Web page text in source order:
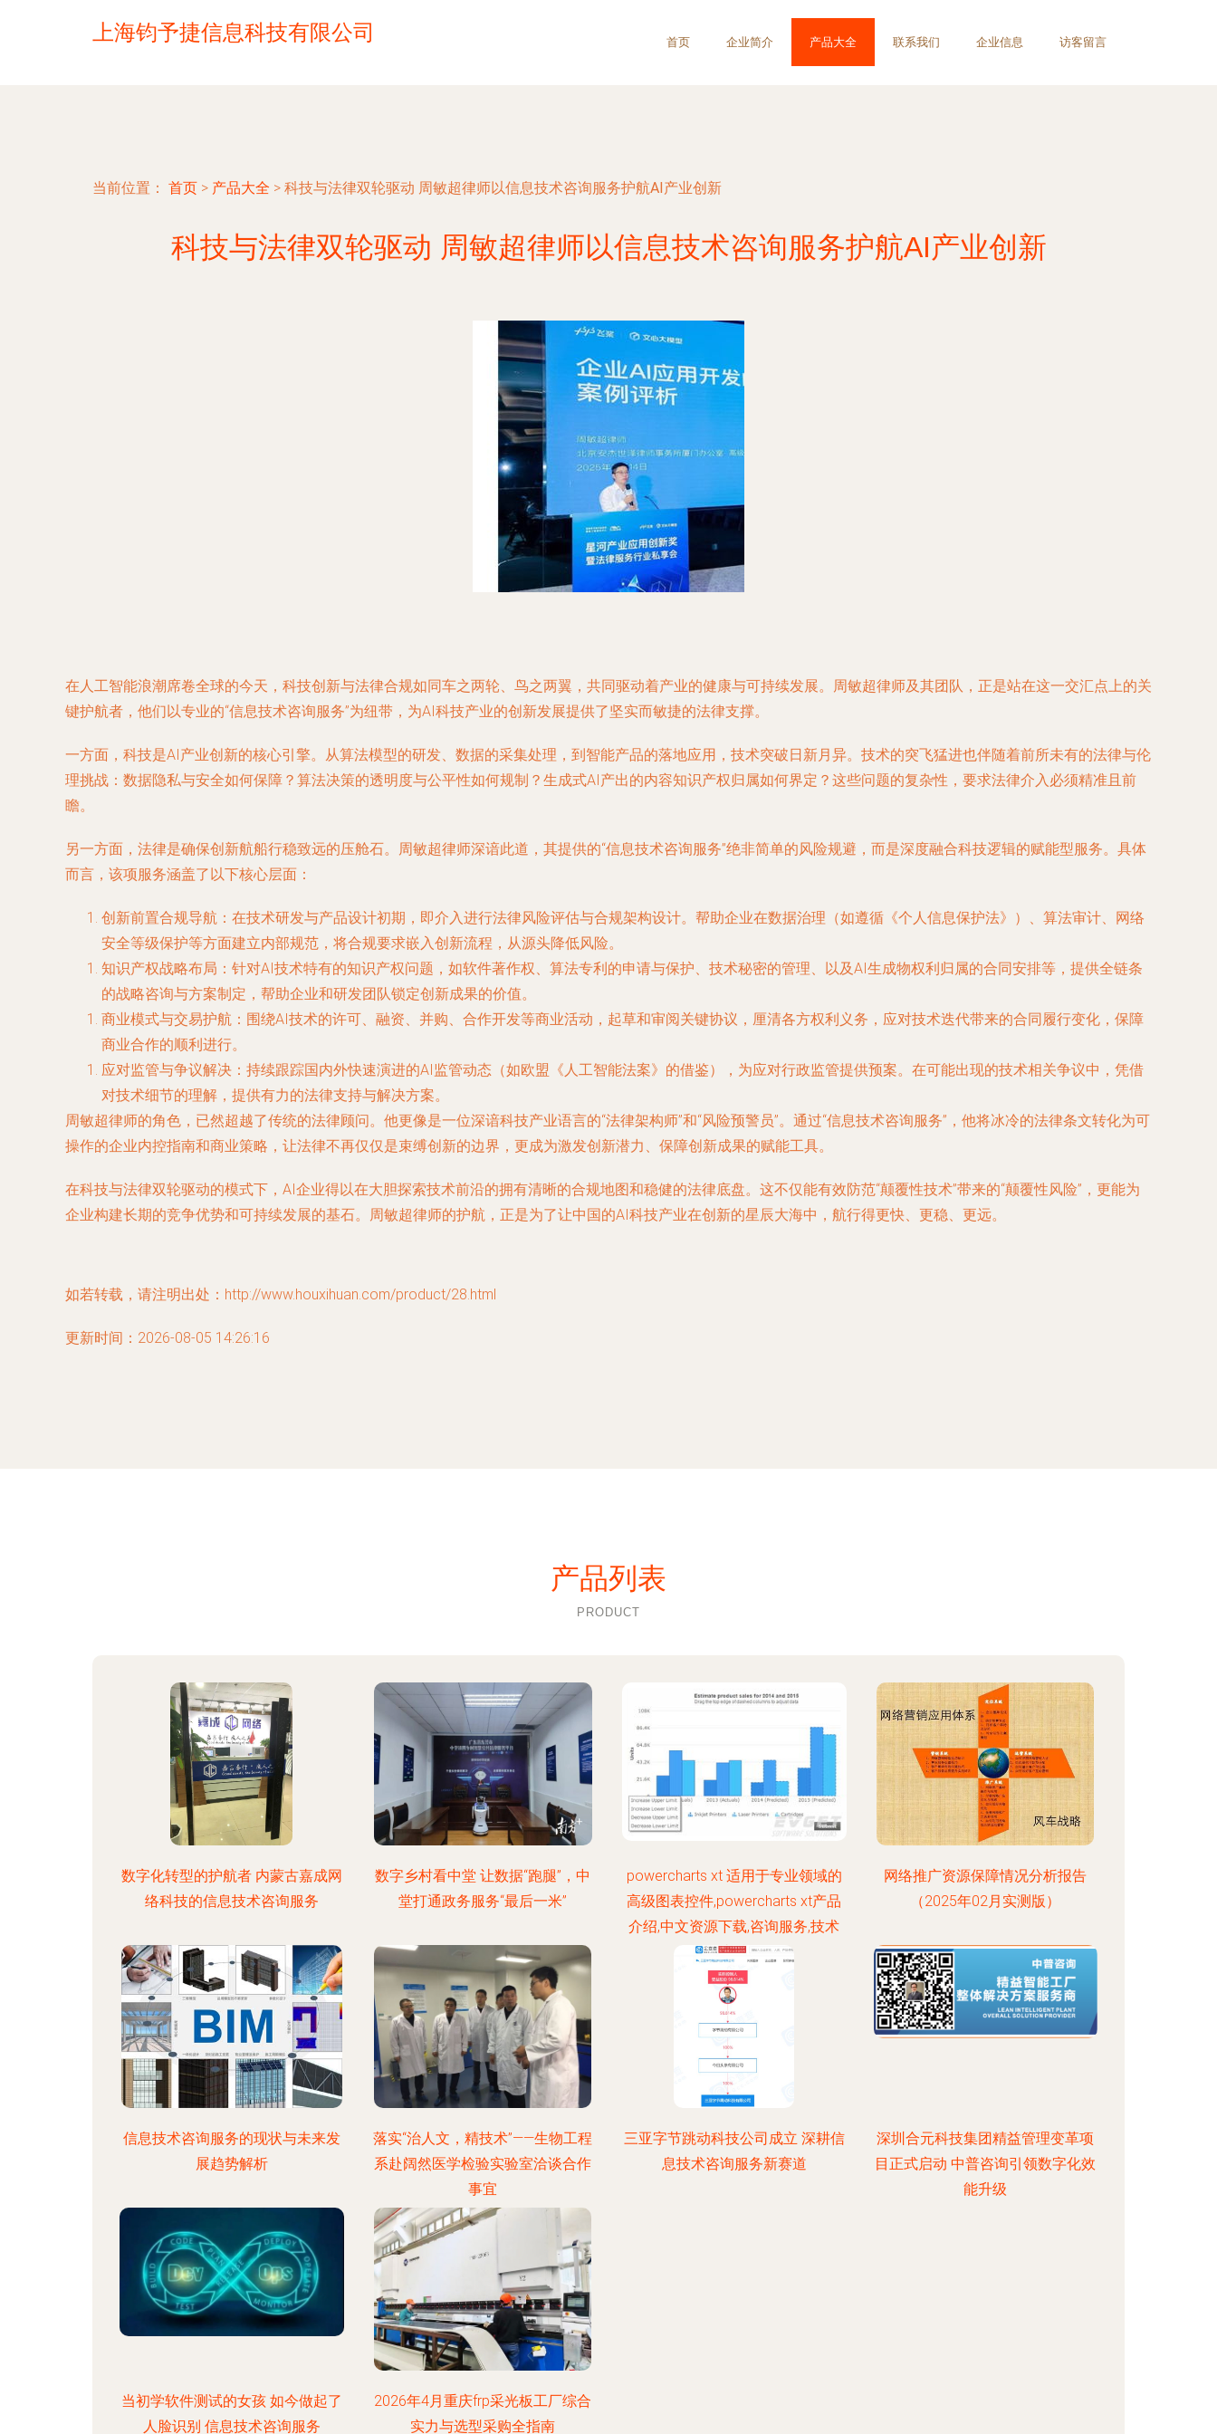
上海钧予捷信息科技有限公司 首页 企业简介 产品大全 联系我们 企业信息 访客留言
当前位置： 首页 > 产品大全 > 科技与法律双轮驱动 周敏超律师以信息技术咨询服务护航AI产业创新
科技与法律双轮驱动 周敏超律师以信息技术咨询服务护航AI产业创新
在人工智能浪潮席卷全球的今天，科技创新与法律合规如同车之两轮、鸟之两翼，共同驱动着产业的健康与可持续发展。周敏超律师及其团队，正是站在这一交汇点上的关
键护航者，他们以专业的“信息技术咨询服务”为纽带，为AI科技产业的创新发展提供了坚实而敏捷的法律支撑。
一方面，科技是AI产业创新的核心引擎。从算法模型的研发、数据的采集处理，到智能产品的落地应用，技术突破日新月异。技术的突飞猛进也伴随着前所未有的法律与伦
理挑战：数据隐私与安全如何保障？算法决策的透明度与公平性如何规制？生成式AI产出的内容知识产权归属如何界定？这些问题的复杂性，要求法律介入必须精准且前
瞻。
另一方面，法律是确保创新航船行稳致远的压舱石。周敏超律师深谙此道，其提供的“信息技术咨询服务”绝非简单的风险规避，而是深度融合科技逻辑的赋能型服务。具体
而言，该项服务涵盖了以下核心层面：
创新前置合规导航 ：在技术研发与产品设计初期，即介入进行法律风险评估与合规架构设计。帮助企业在数据治理（如遵循《个人信息保护法》）、算法审计、网络
安全等级保护等方面建立内部规范，将合规要求嵌入创新流程，从源头降低风险。
知识产权战略布局 ：针对AI技术特有的知识产权问题，如软件著作权、算法专利的申请与保护、技术秘密的管理、以及AI生成物权利归属的合同安排等，提供全链条
的战略咨询与方案制定，帮助企业和研发团队锁定创新成果的价值。
商业模式与交易护航 ：围绕AI技术的许可、融资、并购、合作开发等商业活动，起草和审阅关键协议，厘清各方权利义务，应对技术迭代带来的合同履行变化，保障
商业合作的顺利进行。
应对监管与争议解决 ：持续跟踪国内外快速演进的AI监管动态（如欧盟《人工智能法案》的借鉴），为应对行政监管提供预案。在可能出现的技术相关争议中，凭借
对技术细节的理解，提供有力的法律支持与解决方案。
周敏超律师的角色，已然超越了传统的法律顾问。他更像是一位深谙科技产业语言的“法律架构师”和“风险预警员”。通过“信息技术咨询服务”，他将冰冷的法律条文转化为可
操作的企业内控指南和商业策略，让法律不再仅仅是束缚创新的边界，更成为激发创新潜力、保障创新成果的赋能工具。
在科技与法律双轮驱动的模式下，AI企业得以在大胆探索技术前沿的拥有清晰的合规地图和稳健的法律底盘。这不仅能有效防范“颠覆性技术”带来的“颠覆性风险”，更能为
企业构建长期的竞争优势和可持续发展的基石。周敏超律师的护航，正是为了让中国的AI科技产业在创新的星辰大海中，航行得更快、更稳、更远。
如若转载，请注明出处：http://www.houxihuan.com/product/28.html
更新时间：2026-08-05 14:26:16
产品列表
PRODUCT
数字化转型的护航者 内蒙古嘉成网
络科技的信息技术咨询服务
数字乡村看中堂 让数据“跑腿”，中
堂打通政务服务“最后一米”
powercharts xt 适用于专业领域的
高级图表控件,powercharts xt产品
介绍,中文资源下载,咨询服务,技术
支持
网络推广资源保障情况分析报告
（2025年02月实测版）
信息技术咨询服务的现状与未来发
展趋势解析
落实“治人文，精技术”——生物工程
系赴阔然医学检验实验室洽谈合作
事宜
三亚字节跳动科技公司成立 深耕信
息技术咨询服务新赛道
深圳合元科技集团精益管理变革项
目正式启动 中普咨询引领数字化效
能升级
当初学软件测试的女孩 如今做起了
人脸识别 信息技术咨询服务
2026年4月重庆frp采光板工厂综合
实力与选型采购全指南